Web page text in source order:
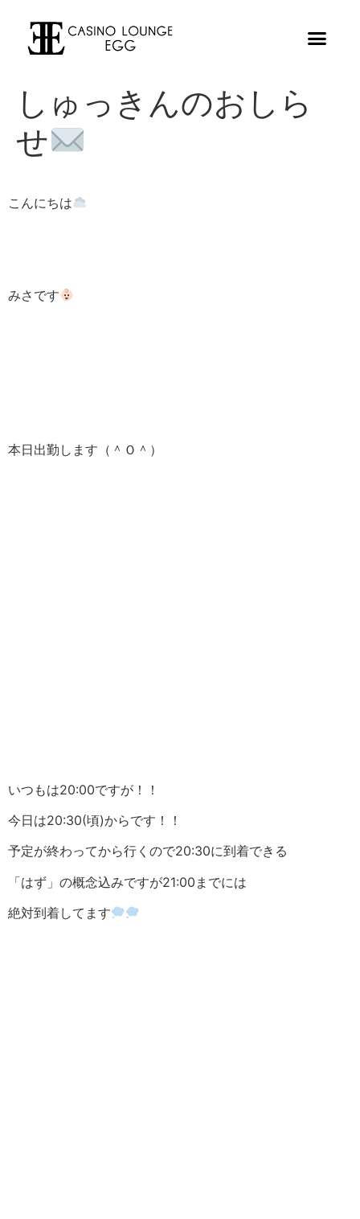
しゅっきんのおしら
せ
こんにちは
みさです
本日出勤します（＾Ｏ＾）
いつもは20:00ですが！！
今日は20:30(頃)からです！！
予定が終わってから行くので20:30に到着できる
「はず」の概念込みですが21:00までには
絶対到着してます